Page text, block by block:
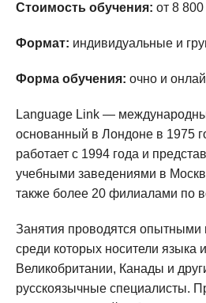
Стоимость обучения: от 8
Формат: индивидуальные и
Форма обучения: очно и
Language Link —
основанный в Лондоне в 1975
работает с 1994 года и
учебными заведениями в
также более 20 филиалами по
Занятия проводятся опытными
среди которых носители языка
Великобритании, Канады и
русскоязычные специалисты.